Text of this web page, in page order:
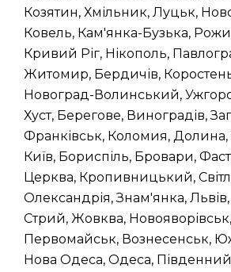
Козятин, Хмільник, Луцьк,
Ковель, Кам'янка-Бузька,
Кривий Ріг, Нікополь,
Житомир, Бердичів,
Новоград-Волинський,
Хуст, Берегове, Виноградів,
Франківськ, Коломия, Долина,
Київ, Бориспіль, Бровари,
Церква, Кропивницький,
Олександрія, Знам'янка,
Стрий, Жовква,
Первомайськ, Вознесенськ,
Нова Одеса, Одеса,